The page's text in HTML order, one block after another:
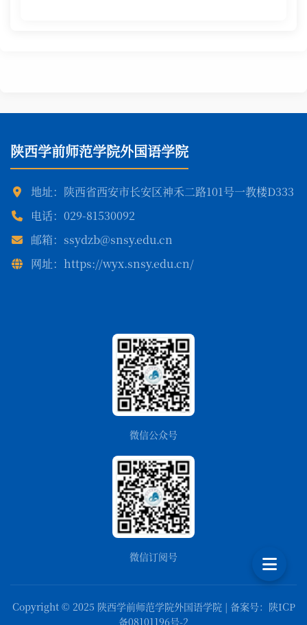
陕西学前师范学院外国语学院
地址：陕西省西安市长安区神禾二路101号一教楼D333
电话：029-81530092
邮箱：ssydzb@snsy.edu.cn
网址：https://wyx.snsy.edu.cn/
微信公众号
微信订阅号
Copyright © 2025 陕西学前师范学院外国语学院 | 备案号：陕ICP
备08101196号-2